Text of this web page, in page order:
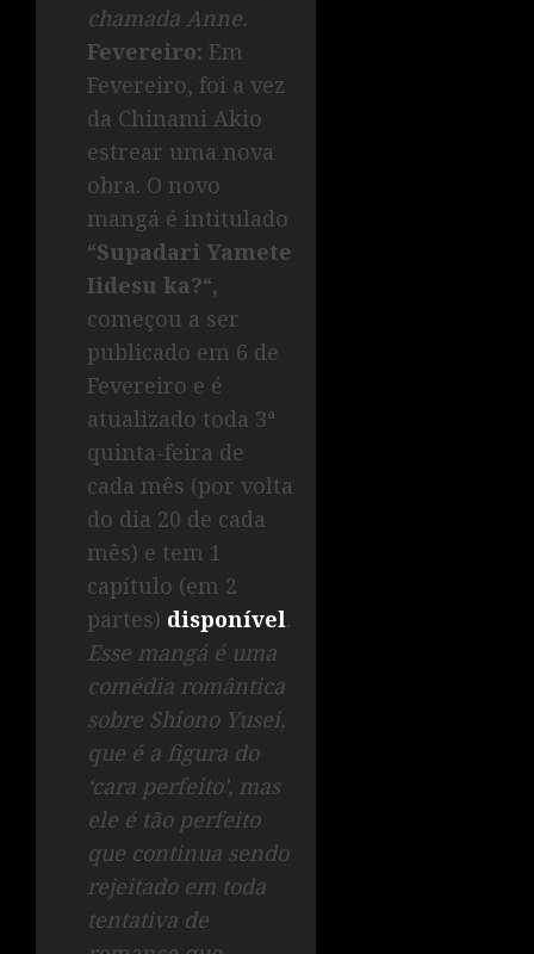
chamada Anne.
Fevereiro: Em
Fevereiro, foi a vez
da Chinami Akio
estrear uma nova
obra. O novo
mangá é intitulado
“Supadari Yamete
Iidesu ka?“,
começou a ser
publicado em 6 de
Fevereiro e é
atualizado toda 3ª
quinta-feira de
cada mês (por volta
do dia 20 de cada
mês) e tem 1
capítulo (em 2
partes) disponível.
Esse mangá é uma
comédia romântica
sobre Shiono Yusei,
que é a figura do
‘cara perfeito’, mas
ele é tão perfeito
que continua sendo
rejeitado em toda
tentativa de